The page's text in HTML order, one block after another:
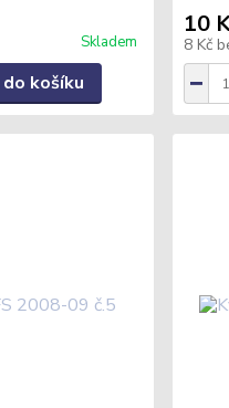
Skladem
košíku
10
8 Kč